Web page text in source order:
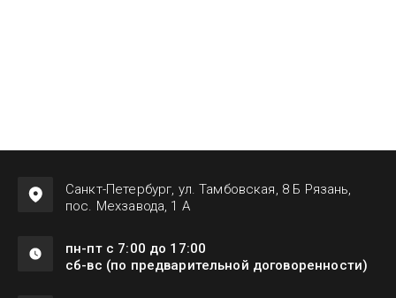
Санкт-Петербург, ул. Тамбовская, 8 Б Рязань,
пос. Мехзавода, 1 А
пн-пт с 7:00 до 17:00
сб-вс (по предварительной договоренности)